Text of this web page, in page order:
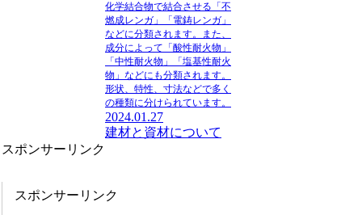
化学結合物で結合させる「不
燃成レンガ」「電鋳レンガ」
などに分類されます。また、
成分によって「酸性耐火物」
「中性耐火物」「塩基性耐火
物」などにも分類されます。
形状、特性、寸法などで多く
の種類に分けられています。
2024.01.27
建材と資材について
スポンサーリンク
スポンサーリンク